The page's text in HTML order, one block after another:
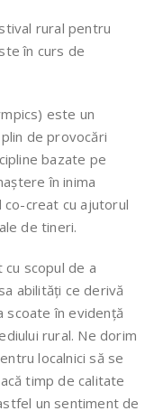
rural pentru
în curs de
este un
de provocări
bazate pe
în inima
co-creat cu ajutorul
de tineri.
scopul de a
abilități ce derivă
scoate în evidență
rural. Ne dorim
localnici să se
timp de calitate
un sentiment de